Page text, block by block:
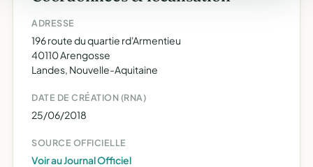
ADRESSE
196 route du quartie rd'Armentieu
40110 Arengosse
Landes, Nouvelle-Aquitaine
DATE DE CRÉATION (RNA)
25/06/2018
SOURCE OFFICIELLE
Voir au Journal Officiel